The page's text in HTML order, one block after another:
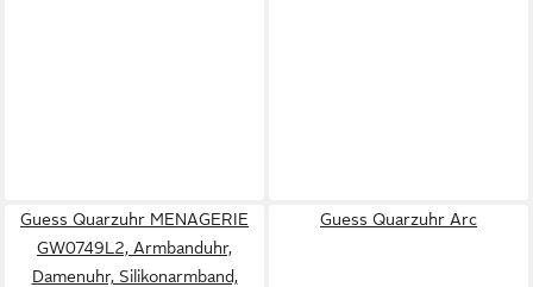
Guess Quarzuhr MENAGERIE
GW0749L2, Armbanduhr,
Damenuhr, Silikonarmband,
Guess Quarzuhr Arc